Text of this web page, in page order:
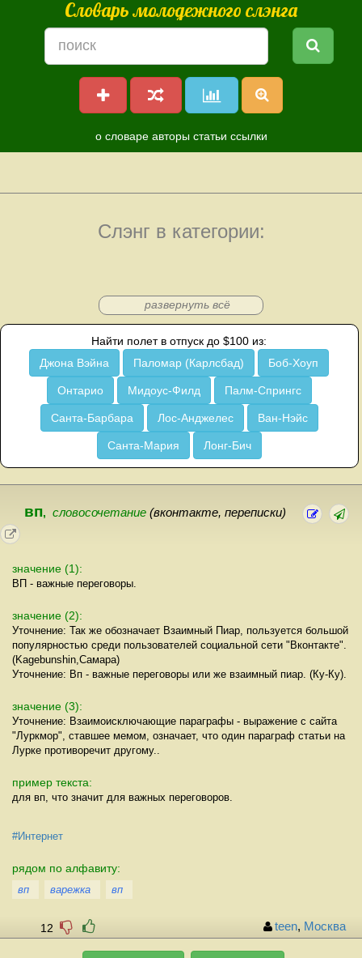
Словарь молодежного слэнга
о словаре авторы статьи ссылки
Слэнг в категории:
развернуть всё
Найти полет в отпуск до $100 из:
Джона Вэйна
Паломар (Карлсбад) Боб-Хоуп
Онтарио Мидоус-Филд Палм-Спрингс
Санта-Барбара Лос-Анджелес Ван-Нэйс
Санта-Мария Лонг-Бич
вп, словосочетание (вконтакте, переписки)
значение (1):
ВП - важные переговоры.
значение (2):
Уточнение: Так же обозначает Взаимный Пиар, пользуется большой
популярностью среди пользователей социальной сети "Вконтакте".
(Kagebunshin,Самара)
Уточнение: Вп - важные переговоры или же взаимный пиар. (Ку-Ку).
значение (3):
Уточнение: Взаимоисключающие параграфы - выражение с сайта
"Луркмор", ставшее мемом, означает, что один параграф статьи на
Лурке противоречит другому..
пример текста:
для вп, что значит для важных переговоров.
#Интернет
рядом по алфавиту:
вп варежка вп
12 teen, Москва